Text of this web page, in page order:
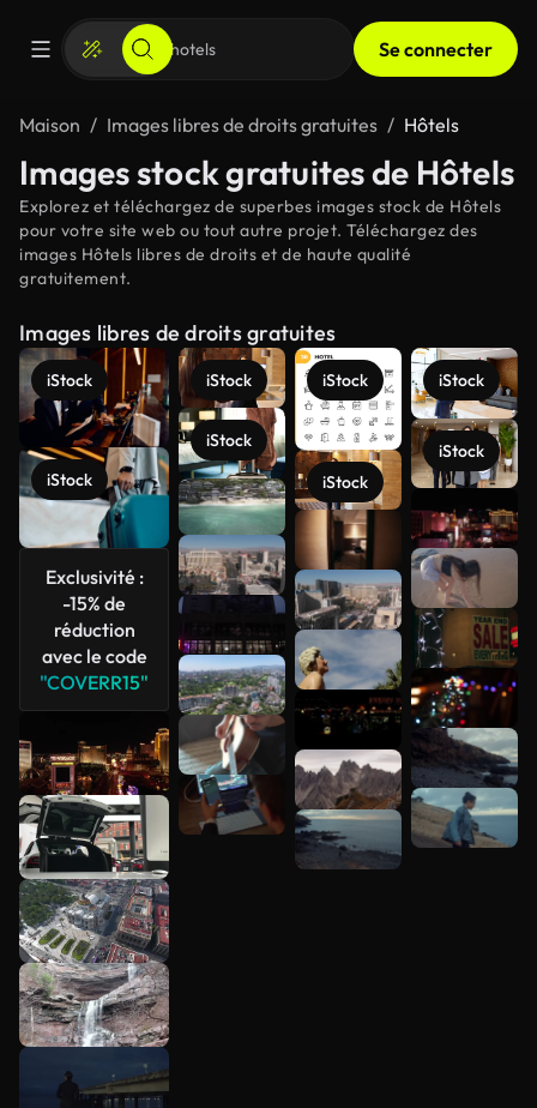
Se connecter
Maison Images libres de droits gratuites Hôtels
Images stock gratuites de Hôtels
Explorez et téléchargez de superbes images stock de Hôtels
pour votre site web ou tout autre projet. Téléchargez des
images Hôtels libres de droits et de haute qualité
gratuitement.
Images libres de droits gratuites
iStock
iStock
Exclusivité :
-15% de
réduction
avec le code
"COVERR15"
iStock
iStock
iStock
iStock
iStock
iStock
Voir plus